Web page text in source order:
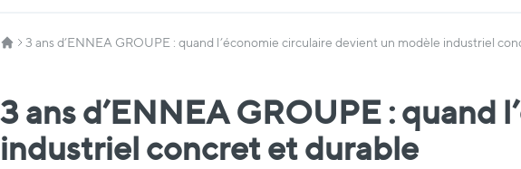
3 ans d’ENNEA GROUPE : quand l’économie circulaire devient un modèle industriel
3 ans d’ENNEA GROUPE :
industriel concret et durable